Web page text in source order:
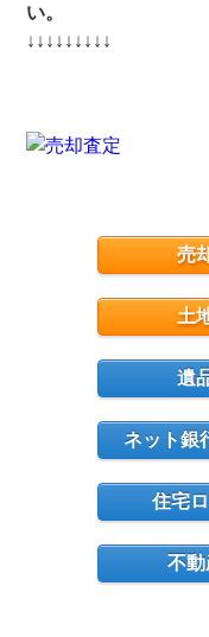
い。
↓↓↓↓↓↓↓↓↓
売
土
遺
ネット銀
住宅
不